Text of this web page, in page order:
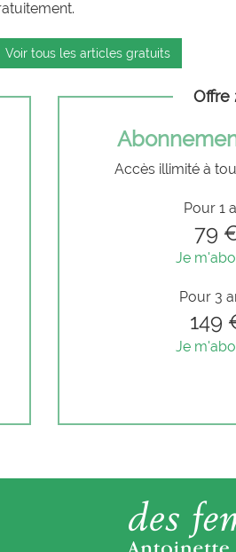
Voir tous les articles gratuits
Offre
Accès illimité à
Pour 1
79
Je
Pour 3
149
Je